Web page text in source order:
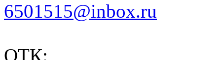
6501515@inbox.ru
ОТК: